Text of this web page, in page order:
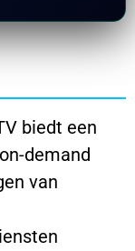
biedt een
demand
van